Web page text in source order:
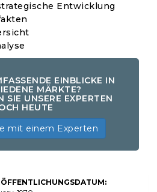
Entwicklung
EINBLICKE IN
MÄRKTE?
SIE UNSERE EXPERTEN
HEUTE
mit einem Experten